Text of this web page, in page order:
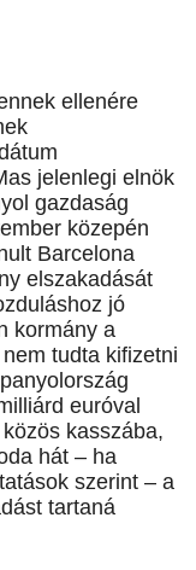
ellenére
jelenlegi elnök
gazdaság
közepén
Barcelona
elszakadását
jó
kormány a
tudta kifizetni
euróval
kasszába,
hát – ha
szerint – a
tartaná